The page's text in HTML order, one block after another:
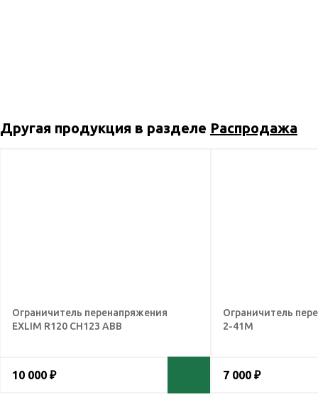
Другая продукция в разделе Распродажа
Ограничитель перенапряжения
EXLIM R120 CH123 ABB
10 000 ₽
Ограничитель
2-41М
7 000 ₽